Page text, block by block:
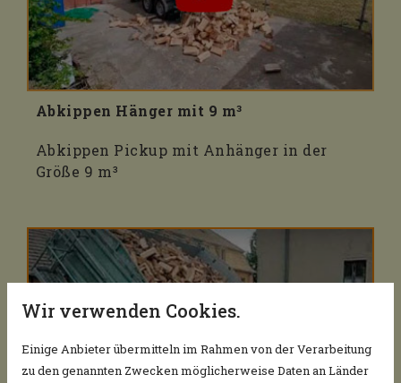
Abkippen Hänger mit 9 m³
Abkippen Pickup mit Anhänger in der
Größe 9 m³
Wir verwenden Cookies.
Einige Anbieter übermitteln im Rahmen von der Verarbeitung
zu den genannten Zwecken möglicherweise Daten an Länder